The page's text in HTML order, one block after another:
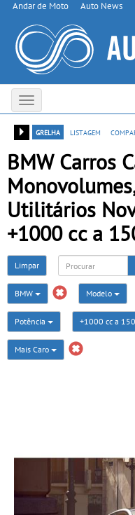
Andar de Moto Auto News
Toggle
navigation
grelha
listagem
BMW Carros
Utilitários
+1000 cc a
Limpar
BMW Modelo
Potência +1000 cc a
Mais Caro